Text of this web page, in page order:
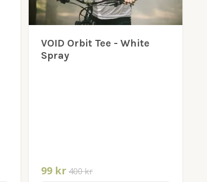
VOID Orbit Tee - White
Spray
99 kr 400 kr